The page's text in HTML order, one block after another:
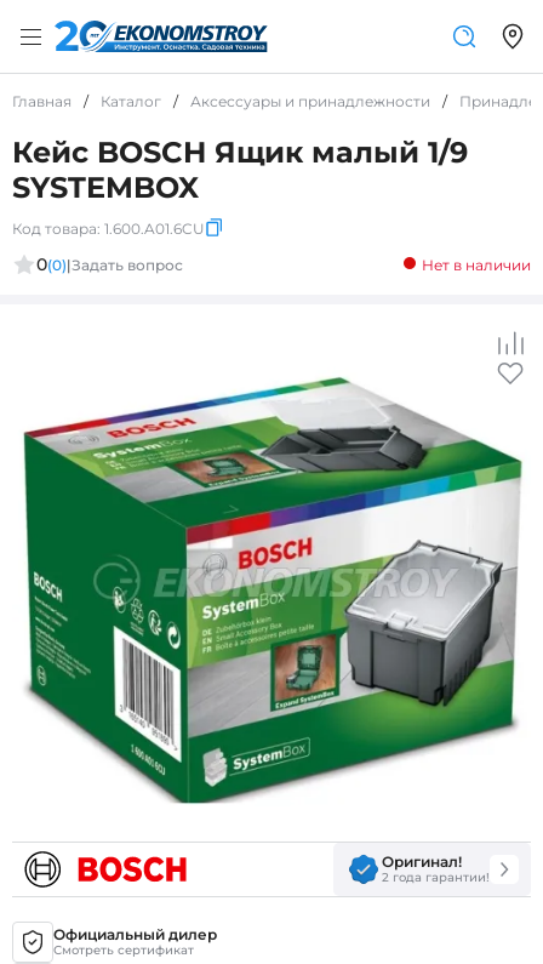
Главная / Каталог / Аксессуары и принадлежности /
Кейс BOSCH Ящик малый 1/9
SYSTEMBOX
Код товара: 1.600.A01.6CU
0(0)|Задать вопрос Нет в наличии
Оригинал!
2 года гарантии!
Официальный дилер
Смотреть сертификат